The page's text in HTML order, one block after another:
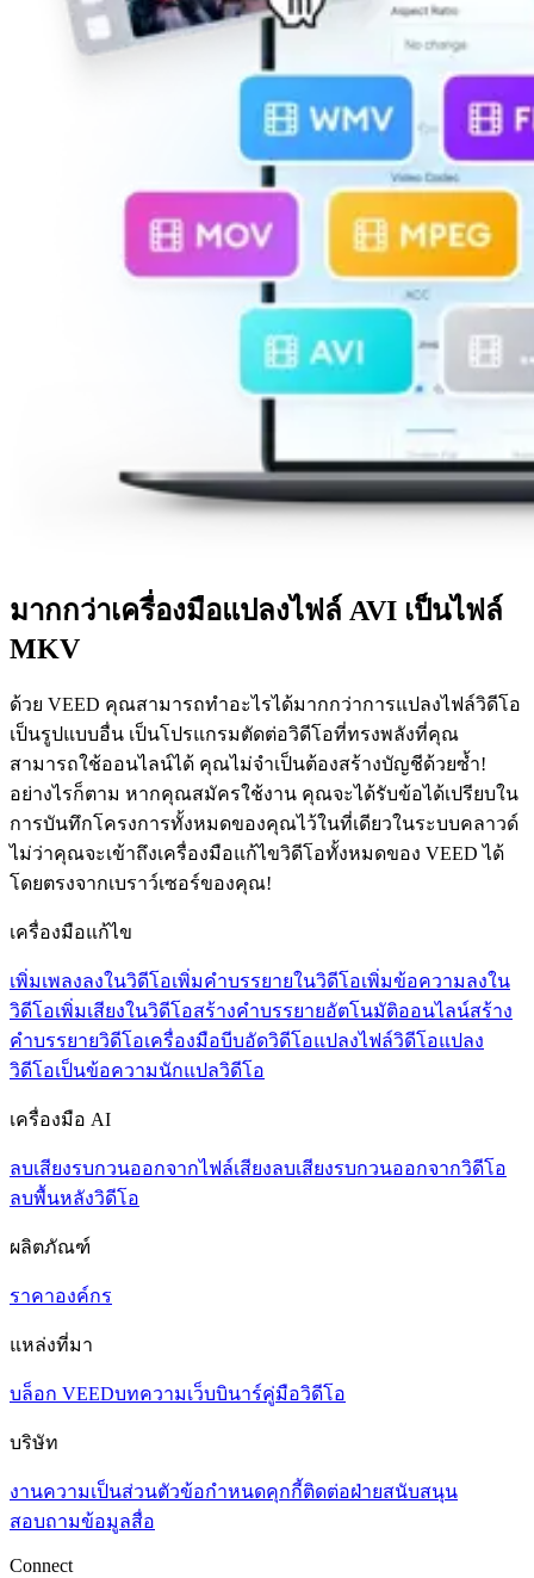
มากกว่าเครื่องมือแปลงไฟล์ AVI เป็นไฟล์
MKV
ด้วย VEED คุณสามารถทำอะไรได้มากกว่าการแปลงไฟล์วิดีโอ
เป็นรูปแบบอื่น เป็นโปรแกรมตัดต่อวิดีโอที่ทรงพลังที่คุณ
สามารถใช้ออนไลน์ได้ คุณไม่จำเป็นต้องสร้างบัญชีด้วยซ้ำ!
อย่างไรก็ตาม หากคุณสมัครใช้งาน คุณจะได้รับข้อได้เปรียบใน
การบันทึกโครงการทั้งหมดของคุณไว้ในที่เดียวในระบบคลาวด์
ไม่ว่าคุณจะเข้าถึงเครื่องมือแก้ไขวิดีโอทั้งหมดของ VEED ได้
โดยตรงจากเบราว์เซอร์ของคุณ!
เครื่องมือแก้ไข
เพิ่มเพลงลงในวิดีโอเพิ่มคำบรรยายในวิดีโอเพิ่มข้อความลงใน
วิดีโอเพิ่มเสียงในวิดีโอสร้างคำบรรยายอัตโนมัติออนไลน์สร้าง
คำบรรยายวิดีโอเครื่องมือบีบอัดวิดีโอแปลงไฟล์วิดีโอแปลง
วิดีโอเป็นข้อความนักแปลวิดีโอ
เครื่องมือ AI
ลบเสียงรบกวนออกจากไฟล์เสียงลบเสียงรบกวนออกจากวิดีโอ
ลบพื้นหลังวิดีโอ
ผลิตภัณฑ์
ราคาองค์กร
แหล่งที่มา
บล็อก VEEDบทความเว็บบินาร์คู่มือวิดีโอ
บริษัท
งานความเป็นส่วนตัวข้อกำหนดคุกกี้ติดต่อฝ่ายสนับสนุน
สอบถามข้อมูลสื่อ
Connect